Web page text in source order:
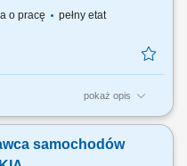
o pracę
pełny etat
pokaż opis
w Lubinie, którego
Sprzedaż
trwałych relacji z
samochodów